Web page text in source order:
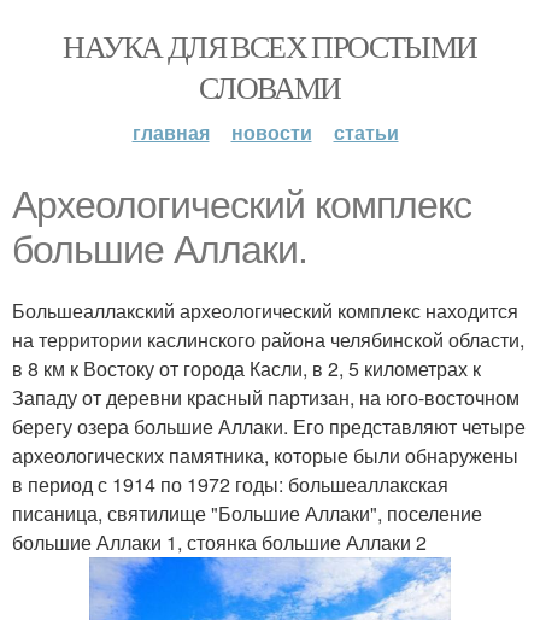
НАУКА ДЛЯ ВСЕХ ПРОСТЫМИ
СЛОВАМИ
главная новости статьи
Археологический комплекс
большие Аллаки.
Большеаллакский археологический комплекс находится
на территории каслинского района челябинской области,
в 8 км к Востоку от города Касли, в 2, 5 километрах к
Западу от деревни красный партизан, на юго-восточном
берегу озера большие Аллаки. Его представляют четыре
археологических памятника, которые были обнаружены
в период с 1914 по 1972 годы: большеаллакская
писаница, святилище "Большие Аллаки", поселение
большие Аллаки 1, стоянка большие Аллаки 2